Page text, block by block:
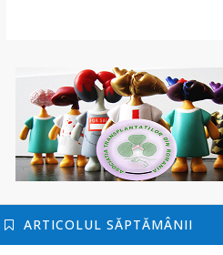
ARTICOLUL SĂPTĂMÂNII